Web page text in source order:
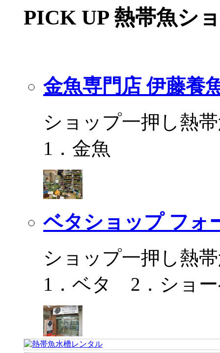
PICK UP 熱帯魚シ
金魚専門店 伊藤養
ショップ一押し熱
1．金魚
ベタショップ フォ
ショップ一押し熱
1．ベタ 2．ショ